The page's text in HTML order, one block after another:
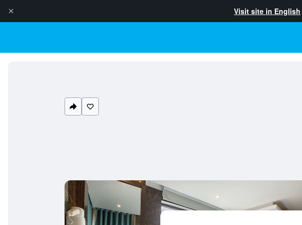
Visit site in English